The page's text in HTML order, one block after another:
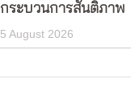
กระบวนการสันติภาพ
5 August 2026